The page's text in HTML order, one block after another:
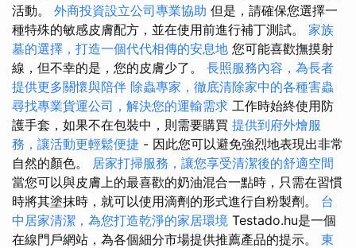
活動。 外商投資設立公司專業協助 但是，請確保您選擇一
種特殊的敏感皮膚配方，並在使用前進行補丁測試。 家族
墓的選擇，打造一個代代相傳的安息地 您可能喜歡撫摸射
線，但不幸的是，您的皮膚少了。 長照服務內容，為長者
提供更多關懷與陪伴 除蟲專家，徹底清除家中的各種害蟲
尋找專業貨運公司，解決您的運輸需求 工作時始終使用防
護手套，如果不在包裝中，則需要購買 提供到府外燴服
務，讓活動更輕鬆便捷 - 因此您可以避免強烈地表現出非常
自然的顏色。 居家打掃服務，讓您享受清潔後的舒適空間
當您可以與皮膚上的最喜歡的奶油混合一點時，只需在習慣
時將其塗抹時，就可以使用滴劑的形式進行自粉製劑。 台
中居家清潔，為您打造乾淨的家居環境 Testado.hu是一個
在線門戶網站，為各個細分市場提供推薦產品的提示。 東